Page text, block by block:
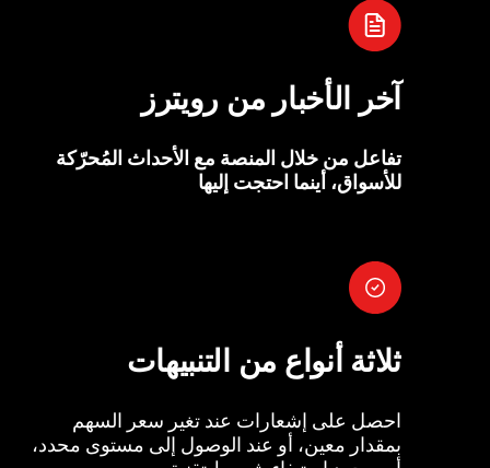
آخر الأخبار من رويترز
تفاعل من خلال المنصة مع الأحداث المُحرّكة
للأسواق، أينما احتجت إليها
ثلاثة أنواع من التنبيهات
احصل على إشعارات عند تغير سعر السهم
بمقدار معين، أو عند الوصول إلى مستوى محدد،